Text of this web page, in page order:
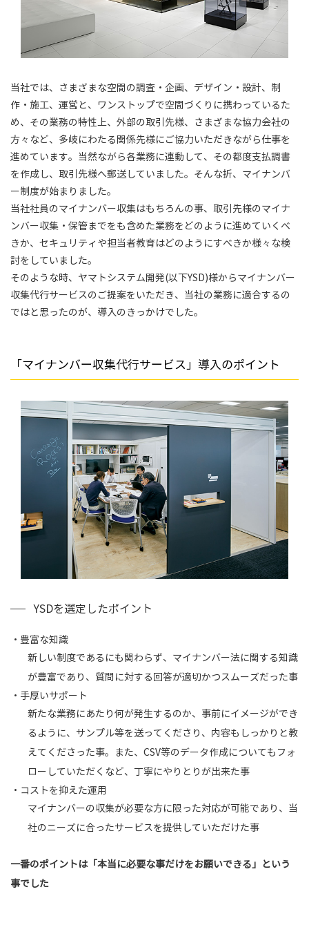
当社では、さまざまな空間の調査・企画、デザイン・設計、制
作・施工、運営と、ワンストップで空間づくりに携わっているた
め、その業務の特性上、外部の取引先様、さまざまな協力会社の
方々など、多岐にわたる関係先様にご協力いただきながら仕事を
進めています。当然ながら各業務に連動して、その都度支払調書
を作成し、取引先様へ郵送していました。そんな折、マイナンバ
ー制度が始まりました。
当社社員のマイナンバー収集はもちろんの事、取引先様のマイナ
ンバー収集・保管までをも含めた業務をどのように進めていくべ
きか、セキュリティや担当者教育はどのようにすべきか様々な検
討をしていました。
そのような時、ヤマトシステム開発(以下YSD)様からマイナンバー
収集代行サービスのご提案をいただき、当社の業務に適合するの
ではと思ったのが、導入のきっかけでした。
「マイナンバー収集代行サービス」導入のポイント
YSDを選定したポイント
・豊富な知識
新しい制度であるにも関わらず、マイナンバー法に関する知識
が豊富であり、質問に対する回答が適切かつスムーズだった事
・手厚いサポート
新たな業務にあたり何が発生するのか、事前にイメージができ
るように、サンプル等を送ってくださり、内容もしっかりと教
えてくださった事。また、CSV等のデータ作成についてもフォ
ローしていただくなど、丁寧にやりとりが出来た事
・コストを抑えた運用
マイナンバーの収集が必要な方に限った対応が可能であり、当
社のニーズに合ったサービスを提供していただけた事
一番のポイントは「本当に必要な事だけをお願いできる」という
事でした